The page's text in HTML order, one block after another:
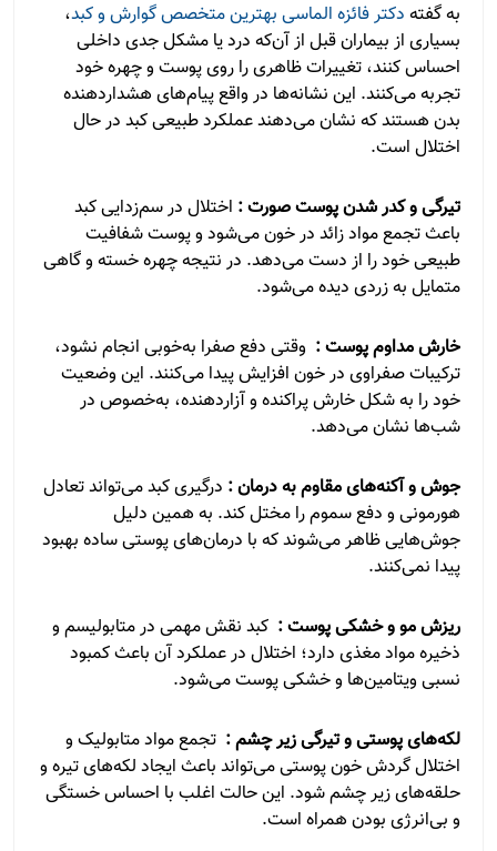
به گفته دکتر فائزه الماسی بهترین متخصص گوارش و کبد،
بسیاری از بیماران قبل از آن‌که درد یا مشکل جدی داخلی
احساس کنند، تغییرات ظاهری را روی پوست و چهره خود
تجربه می‌کنند. این نشانه‌ها در واقع پیام‌های هشداردهنده
بدن هستند که نشان می‌دهند عملکرد طبیعی کبد در حال
اختلال است.
تیرگی و کدر شدن پوست صورت : اختلال در سم‌زدایی کبد
باعث تجمع مواد زائد در خون می‌شود و پوست شفافیت
طبیعی خود را از دست می‌دهد. در نتیجه چهره خسته و گاهی
متمایل به زردی دیده می‌شود.
خارش مداوم پوست : وقتی دفع صفرا به‌خوبی انجام نشود،
ترکیبات صفراوی در خون افزایش پیدا می‌کنند. این وضعیت
خود را به شکل خارش پراکنده و آزاردهنده، به‌خصوص در
شب‌ها نشان می‌دهد.
جوش و آکنه‌های مقاوم به درمان : درگیری کبد می‌تواند تعادل
هورمونی و دفع سموم را مختل کند. به همین دلیل
جوش‌هایی ظاهر می‌شوند که با درمان‌های پوستی ساده بهبود
پیدا نمی‌کنند.
ریزش مو و خشکی پوست : کبد نقش مهمی در متابولیسم و
ذخیره مواد مغذی دارد؛ اختلال در عملکرد آن باعث کمبود
نسبی ویتامین‌ها و خشکی پوست می‌شود.
لکه‌های پوستی و تیرگی زیر چشم : تجمع مواد متابولیک و
اختلال گردش خون پوستی می‌تواند باعث ایجاد لکه‌های تیره و
حلقه‌های زیر چشم شود. این حالت اغلب با احساس خستگی
و بی‌انرژی بودن همراه است.